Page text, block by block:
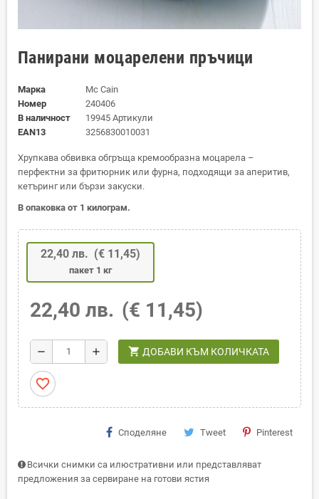
Панирани моцарелени пръчици
Марка
Mc Cain
Номер
240406
В наличност
19945 Артикули
EAN13
3256830010031
Хрупкава обвивка обгръща кремообразна моцарела –
перфектни за фритюрник или фурна, подходящи за аперитив,
кетъринг или бързи закуски.
В опаковка от 1 килограм.
22,40 лв. (€ 11,45)
пакет 1 кг
22,40 лв. (€ 11,45)
remove add shopping_cart ДОБАВИ КЪМ КОЛИЧКАТА
favorite_border
Споделяне Tweet Pinterest
Всички снимки са илюстративни или представляват
предложения за сервиране на готови ястия